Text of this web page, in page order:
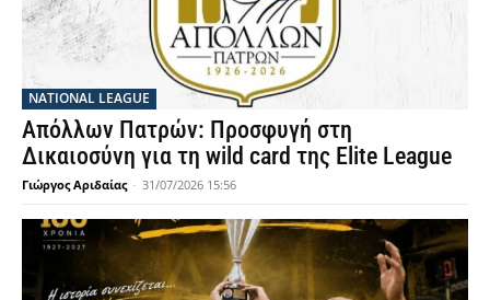
NATIONAL LEAGUE
Απόλλων Πατρών: Προσφυγή στη
Δικαιοσύνη για τη wild card της Elite League
Γιώργος Αριδαίας - 31/07/2026 15:56